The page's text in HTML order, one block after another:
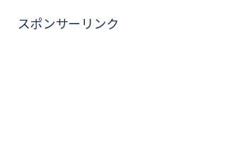
スポンサーリンク